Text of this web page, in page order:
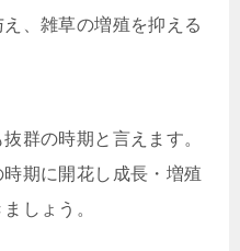
、雑草の増殖を抑える
群の時期と言えます。
期に開花し成長・増殖
しょう。